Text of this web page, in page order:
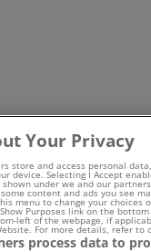
Your Privacy
store and access personal
device. Selecting I Accept
under we and our
content and ads you see
menu to change your choices
Purposes link on the
left of the webpage, if
For more details, refer to
process data to